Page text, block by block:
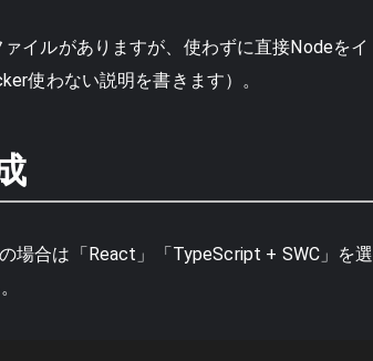
イルがありますが、使わずに直接Nodeをイ
使わない説明を書きます）。
場合は「React」「TypeScript + SWC」を選